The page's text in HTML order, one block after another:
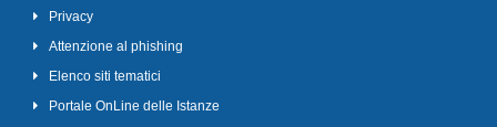
Privacy
Attenzione al phishing
Elenco siti tematici
Portale OnLine delle Istanze